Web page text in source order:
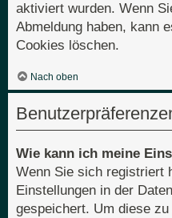
aktiviert wurden. Wenn
Abmeldung haben, kann
Cookies löschen.
Nach oben
Wie kann ich meine
Wenn Sie sich registriert
Einstellungen in der
gespeichert. Um diese